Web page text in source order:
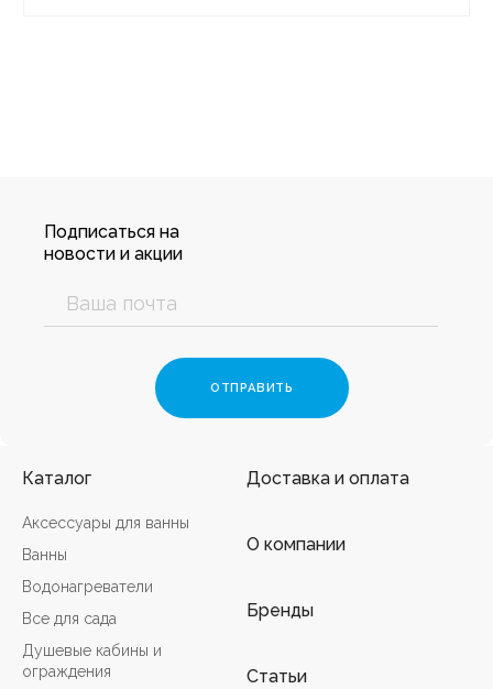
Подписаться на
новости и акции
Каталог
Аксессуары для ванны
Ванны
Водонагреватели
Все для сада
Душевые кабины и
ограждения
Доставка и оплата
О компании
Бренды
Статьи